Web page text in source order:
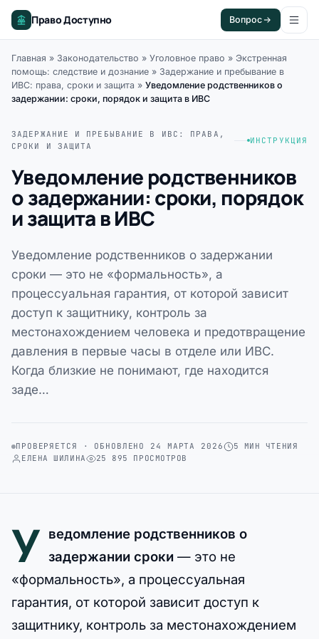
Право Доступно Вопрос
Главная » Законодательство » Уголовное право » Экстренная
помощь: следствие и дознание » Задержание и пребывание в
ИВС: права, сроки и защита » Уведомление родственников о
задержании: сроки, порядок и защита в ИВС
ЗАДЕРЖАНИЕ И ПРЕБЫВАНИЕ В ИВС: ПРАВА,
СРОКИ И ЗАЩИТА
ИНСТРУКЦИЯ
Уведомление родственников
о задержании: сроки, порядок
и защита в ИВС
Уведомление родственников о задержании
сроки — это не «формальность», а
процессуальная гарантия, от которой зависит
доступ к защитнику, контроль за
местонахождением человека и предотвращение
давления в первые часы в отделе или ИВС.
Когда близкие не понимают, где находится
заде…
ПРОВЕРЯЕТСЯ · ОБНОВЛЕНО 24 МАРТА 2026
5 МИН ЧТЕНИЯ
ЕЛЕНА ШИЛИНА
25 895 ПРОСМОТРОВ
У ведомление родственников о
задержании сроки — это не
«формальность», а процессуальная
гарантия, от которой зависит доступ к
защитнику, контроль за местонахождением